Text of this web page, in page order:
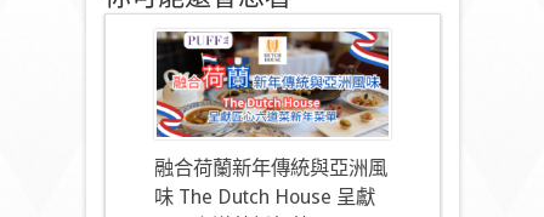
融合荷蘭新年傳統與亞洲風
味 The Dutch House 呈獻